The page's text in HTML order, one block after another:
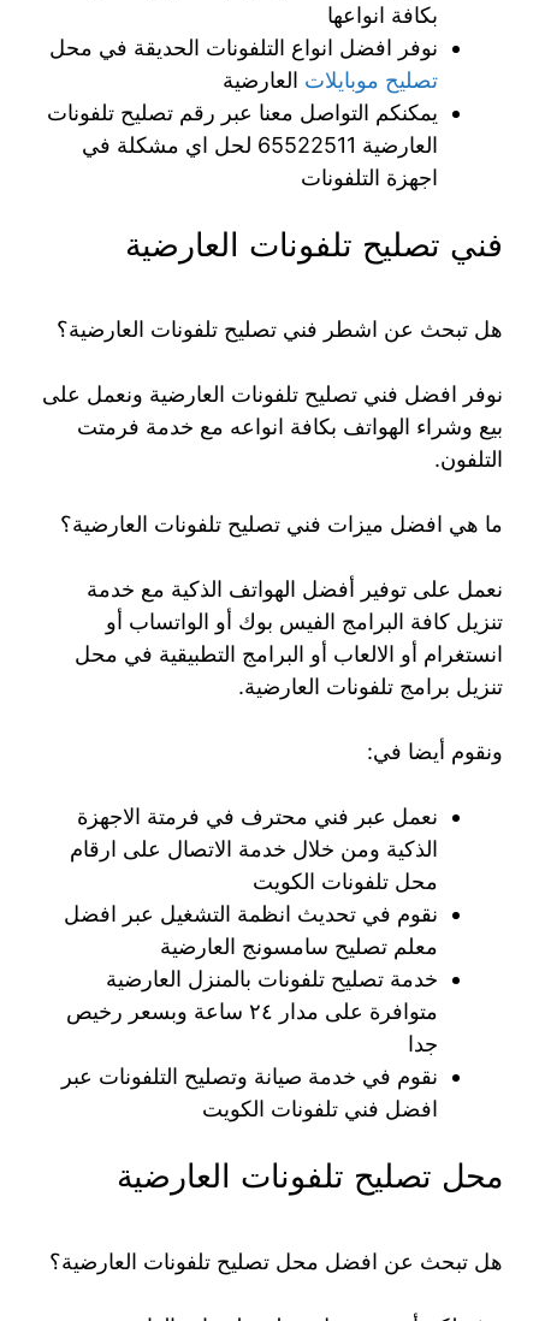
بكافة انواعها
نوفر افضل انواع التلفونات الحديقة في محل
تصليح موبايلات العارضية
يمكنكم التواصل معنا عبر رقم تصليح تلفونات
العارضية 65522511 لحل اي مشكلة في
اجهزة التلفونات
فني تصليح تلفونات العارضية
هل تبحث عن اشطر فني تصليح تلفونات العارضية؟
نوفر افضل فني تصليح تلفونات العارضية ونعمل على
بيع وشراء الهواتف بكافة انواعه مع خدمة فرمتت
التلفون.
ما هي افضل ميزات فني تصليح تلفونات العارضية؟
نعمل على توفير أفضل الهواتف الذكية مع خدمة
تنزيل كافة البرامج الفيس بوك أو الواتساب أو
انستغرام أو الالعاب أو البرامج التطبيقية في محل
تنزيل برامج تلفونات العارضية.
ونقوم أيضا في:
نعمل عبر فني محترف في فرمتة الاجهزة
الذكية ومن خلال خدمة الاتصال على ارقام
محل تلفونات الكويت
نقوم في تحديث انظمة التشغيل عبر افضل
معلم تصليح سامسونج العارضية
خدمة تصليح تلفونات بالمنزل العارضية
متوافرة على مدار ٢٤ ساعة وبسعر رخيص
جدا
نقوم في خدمة صيانة وتصليح التلفونات عبر
افضل فني تلفونات الكويت
محل تصليح تلفونات العارضية
هل تبحث عن افضل محل تصليح تلفونات العارضية؟